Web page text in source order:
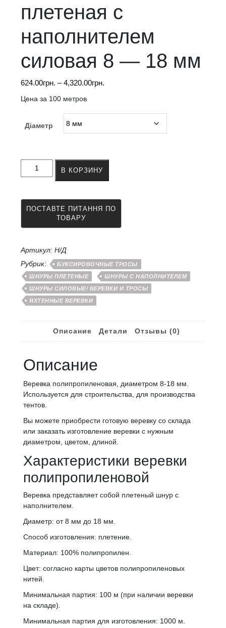
плетеная с
наполнителем
силовая 8 — 18 мм
624.00грн. – 4,320.00грн.
Цена за 100 метров
Діаметр
Количество
плетеная
наполнителем
8
-
18
мм
В КОРЗИНУ
Артикул: Н/Д
Рубрик:
БУКСИРОВОЧНЫЕ ТРОСЫ
ШНУРЫ ПЛЕТЕНЫЕ
ШНУРЫ С НАПОЛНИТЕЛЕМ
ШНУРЫ СИЛОВЫЕ/ ВЕРЕВКИ И ТРОСЫ
ЯХТЕННЫЕ ВЕРЕВКИ
Описание Детали Отзывы (0)
Описание
Веревка полипропиленовая, диаметром 8-18 мм.
Используется для строительства, для производства
тентов.
Вы можете приобрести готовую веревку со склада
или заказать изготовление веревки с нужным
диаметром, цветом, длиной.
Характеристики веревки
полипропиленовой
Веревка представляет собой плетеный шнур с
наполнителем.
Диаметр: от 8 мм до 18 мм.
Способ изготовления: плетение.
Материал: 100% полипропилен.
Цвет: согласно карты цветов полипропиленовых
нитей.
Минимальная партия: 100 м (при наличии веревки
на складе).
Минимальная партия для изготовления: 1000 м.